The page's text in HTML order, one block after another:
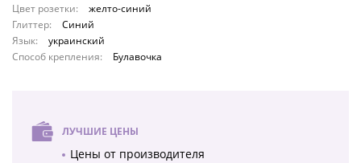
Цвет розетки:
желто-синий
Глиттер:
Синий
Язык:
украинский
Способ крепления:
Булавочка
ЛУЧШИЕ ЦЕНЫ
Цены от производителя